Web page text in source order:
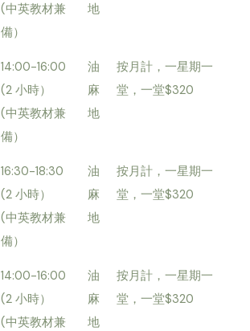
(中英教材兼
備）
地
14:00-16:00
(2 小時）
(中英教材兼
備）
油
麻
地
按月計，一星期一
堂，一堂$320
16:30-18:30
(2 小時）
(中英教材兼
備）
油
麻
地
按月計，一星期一
堂，一堂$320
14:00-16:00
(2 小時）
(中英教材兼
油
麻
地
按月計，一星期一
堂，一堂$320